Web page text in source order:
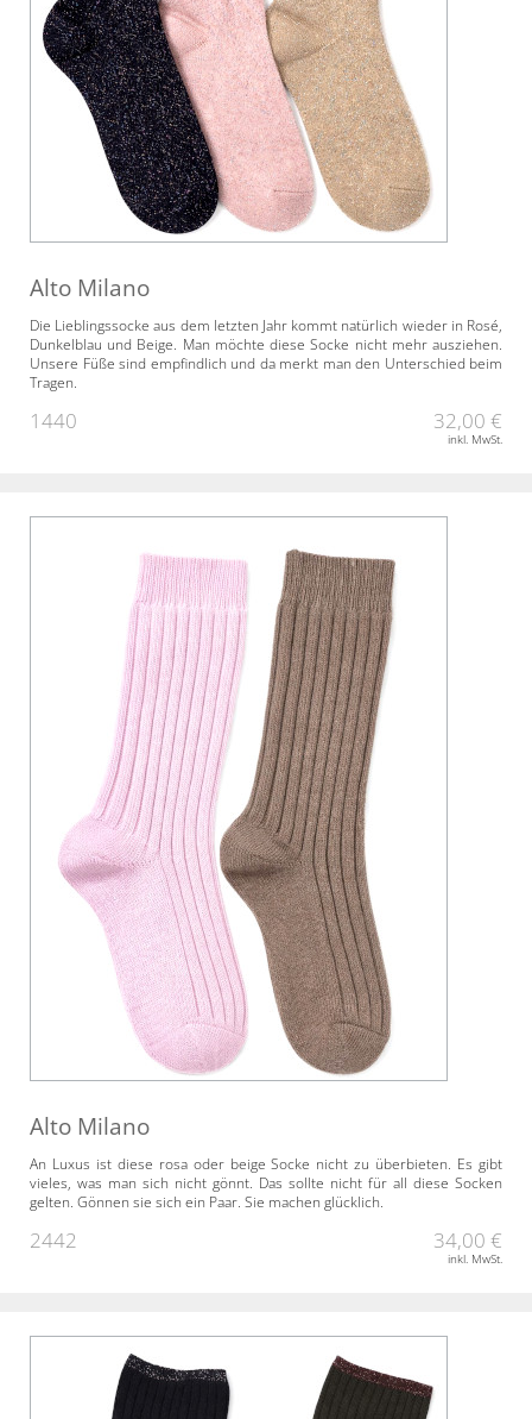
Alto Milano
Die Lieblingssocke aus dem letzten Jahr kommt natürlich wieder in Rosé,
Dunkelblau und Beige. Man möchte diese Socke nicht mehr ausziehen.
Unsere Füße sind empfindlich und da merkt man den Unterschied beim
Tragen.
1440 32,00 €
inkl. MwSt.
Alto Milano
An Luxus ist diese rosa oder beige Socke nicht zu überbieten. Es gibt
vieles, was man sich nicht gönnt. Das sollte nicht für all diese Socken
gelten. Gönnen sie sich ein Paar. Sie machen glücklich.
2442 34,00 €
inkl. MwSt.